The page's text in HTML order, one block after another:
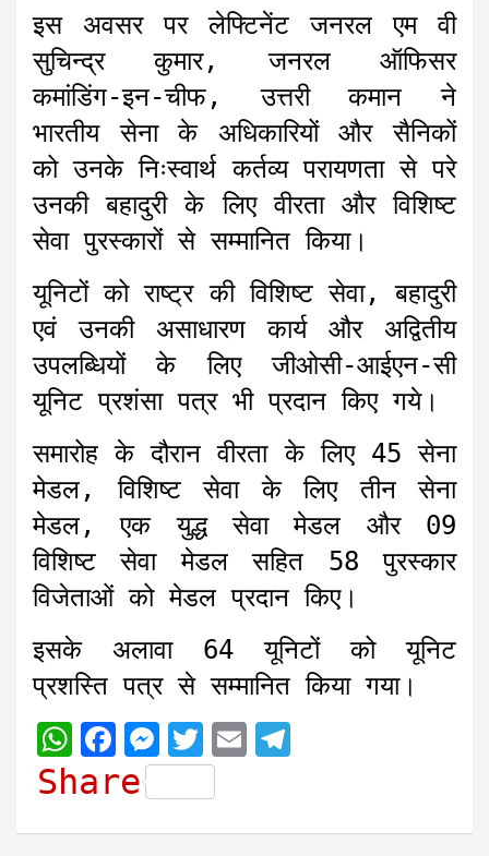
इस अवसर पर लेफ्टिनेंट जनरल एम वी
सुचिन्द्र कुमार, जनरल ऑफिसर
कमांडिंग-इन-चीफ, उत्तरी कमान ने
भारतीय सेना के अधिकारियों और सैनिकों
को उनके निःस्वार्थ कर्तव्य परायणता से परे
उनकी बहादुरी के लिए वीरता और विशिष्ट
सेवा पुरस्कारों से सम्मानित किया।
यूनिटों को राष्ट्र की विशिष्ट सेवा, बहादुरी
एवं उनकी असाधारण कार्य और अद्वितीय
उपलब्धियों के लिए जीओसी-आईएन-सी
यूनिट प्रशंसा पत्र भी प्रदान किए गये।
समारोह के दौरान वीरता के लिए 45 सेना
मेडल, विशिष्ट सेवा के लिए तीन सेना
मेडल, एक युद्ध सेवा मेडल और 09
विशिष्ट सेवा मेडल सहित 58 पुरस्कार
विजेताओं को मेडल प्रदान किए।
इसके अलावा 64 यूनिटों को यूनिट
प्रशस्ति पत्र से सम्मानित किया गया।
W
h
t
F
a
e
M
e
s
s
T
w
i
t
E
i e
Share